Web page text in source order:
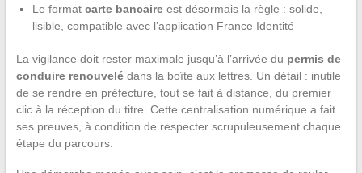
Le format carte bancaireest désormais la règle : solide,
lisible, compatible avec l’application France Identité
La vigilance doit rester maximale jusqu’à l’arrivée du permis de
conduire renouvelédans la boîte aux lettres. Un détail : inutile
de se rendre en préfecture, tout se fait à distance, du premier
clic à la réception du titre. Cette centralisation numérique a fait
ses preuves, à condition de respecter scrupuleusement chaque
étape du parcours.